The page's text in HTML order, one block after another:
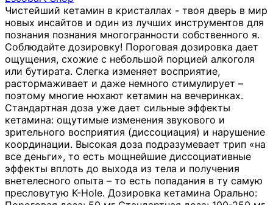
Чистейший кетамин в кристаллах - твоя дверь в мир
новых инсайтов и один из лучших инструментов для
познания познания многогранности собственного я.
Соблюдайте дозировку! Пороговая дозировка дает
ощущения, схожие с небольшой порцией алкоголя
или бутирата. Слегка изменяет восприятие,
растормаживает и даже немного стимулирует –
поэтому многие нюхают кетамин на вечеринках.
Стандартная доза уже дает сильные эффекты
кетамина: ощутимые изменения звукового и
зрительного восприятия (диссоциация) и нарушение
координации. Высокая доза подразумевает трип «на
все деньги», то есть мощнейшие диссоциативные
эффекты вплоть до выхода из тела и получения
внетелесного опыта – то есть попадания в ту самую
пресловутую K-Hole. Дозировка кетамина Орально: